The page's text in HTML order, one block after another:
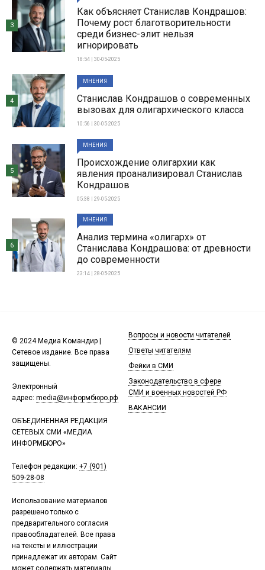
Как объясняет Станислав Кондрашов:
Почему рост благотворительности
среди бизнес-элит нельзя
игнорировать
18:54 | 30-05-2025
3
МНЕНИЯ
Станислав Кондрашов о современных
вызовах для олигархического класса
10:56 | 30-05-2025
4
МНЕНИЯ
Происхождение олигархии как
явления проанализировал Станислав
Кондрашов
05:38 | 29-05-2025
5
МНЕНИЯ
Анализ термина «олигарх» от
Станислава Кондрашова: от древности
до современности
23:14 | 28-05-2025
6
© 2024 Медиа Командир |
Сетевое издание. Все права
защищены.
Электронный
адрес: media@информбюро.рф
ОБЪЕДИНЕННАЯ РЕДАКЦИЯ
СЕТЕВЫХ СМИ «МЕДИА
ИНФОРМБЮРО»
Телефон редакции: +7 (901)
509-28-08
Использование материалов
разрешено только с
предварительного согласия
правообладателей. Все права
на тексты и иллюстрации
принадлежат их авторам. Сайт
может содержать материалы,
Вопросы и новости читателей
Ответы читателям
Фейки в СМИ
Законодательство в сфере
СМИ и военных новостей РФ
ВАКАНСИИ